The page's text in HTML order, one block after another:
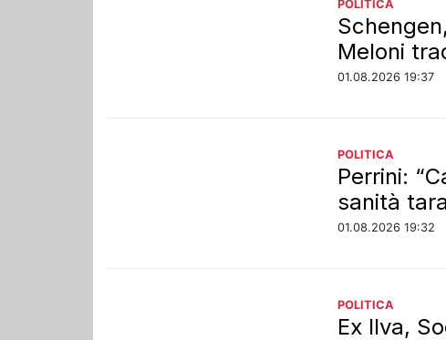
POLITICA
Meloni
01.08.2026 19:37
POLITICA
Perrini:
sanità
01.08.2026 19:32
POLITICA
Ex Ilva,